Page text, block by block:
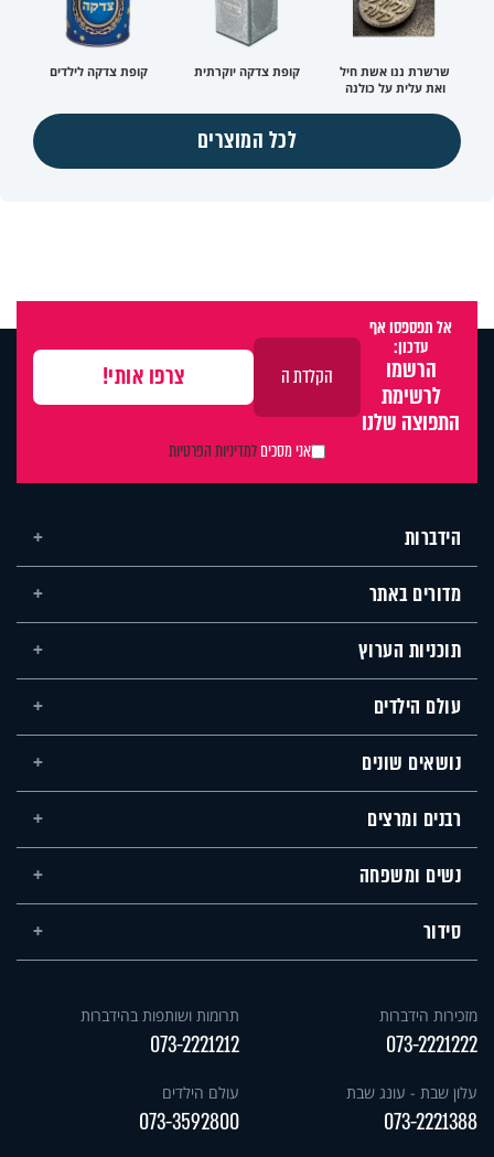
שרשרת ננו אשת חיל
ואת עלית על כולנה
קופת צדקה יוקרתית קופת צדקה לילדים
לכל המוצרים
אל תפספסו אף
עדכון:
הרשמו
לרשימת
התפוצה שלנו
אני מסכיםלמדיניות הפרטיות
הידברות
מדורים באתר
תוכניות הערוץ
עולם הילדים
נושאים שונים
רבנים ומרצים
נשים ומשפחה
סידור
מזכירות הידברות
073-2221222
תרומות ושותפות בהידברות
073-2221212
עלון שבת - עונג שבת
073-2221388
עולם הילדים
073-3592800